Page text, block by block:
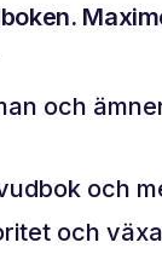
och
och
och